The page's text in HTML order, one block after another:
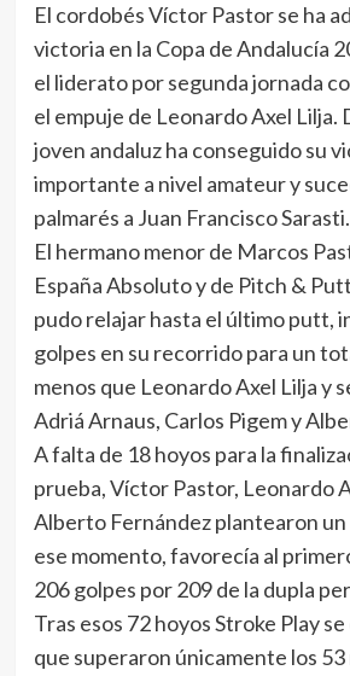
El cordobés Víctor Pastor se ha
victoria en la Copa de Andalucía
el liderato por segunda jornada
el empuje de Leonardo Axel Lilja.
joven andaluz ha conseguido su
importante a nivel amateur y
palmarés a Juan Francisco Sarasti.
El hermano menor de Marcos
España Absoluto y de Pitch &
pudo relajar hasta el último putt,
golpes en su recorrido para un
menos que Leonardo Axel Lilja y
Adriá Arnaus, Carlos Pigem y
A falta de 18 hoyos para la
prueba, Víctor Pastor, Leonardo
Alberto Fernández plantearon un
ese momento, favorecía al
206 golpes por 209 de la dupla
Tras esos 72 hoyos Stroke Play
que superaron únicamente los